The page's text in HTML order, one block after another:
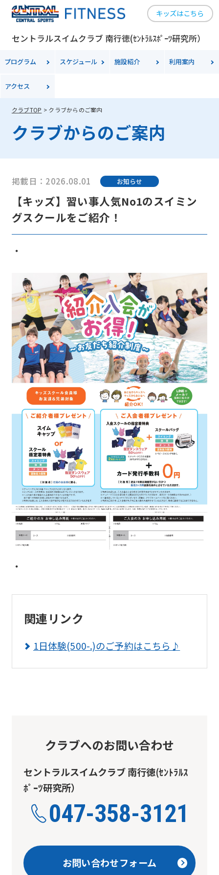
キッズはこちら
セントラルスイムクラブ 南行徳(ｾﾝﾄﾗﾙｽﾎﾟｰﾂ研究所）
プログラム スケジュール 施設紹介 利用案内
アクセス
クラブTOP クラブからのご案内
クラブからのご案内
掲載日：2026.08.01 お知らせ
【キッズ】習い事人気No1のスイミン
グスクールをご紹介！
・
・
関連リンク
1日体験(500-.)のご予約はこちら♪
クラブへのお問い合わせ
セントラルスイムクラブ 南行徳(ｾﾝﾄﾗﾙｽ
ﾎﾟｰﾂ研究所）
047-358-3121
お問い合わせフォーム
For
foreigners
Central
Sports
official
website
is
automatically
translated
into
English.
automatic
top
However,
you
use
translation